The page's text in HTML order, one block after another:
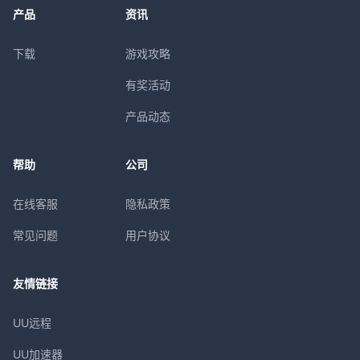
产品
下载
资讯
游戏攻略
有奖活动
产品动态
帮助
在线客服
常见问题
公司
隐私政策
用户协议
友情链接
UU远程
UU加速器